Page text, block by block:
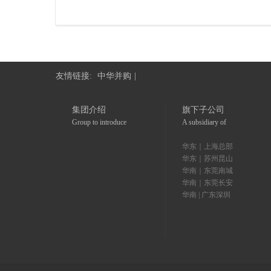
友情链接: 中华并购
集团介绍
Group to introduce
旗下子公司
A subsidiary of
华东｜上海总部
华东｜苏州昆山
华南｜东莞南城
华南｜东莞长安
华南 | 广东深圳